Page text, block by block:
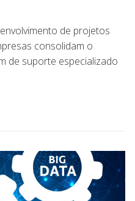
de projetos
consolidam o
de suporte especializado